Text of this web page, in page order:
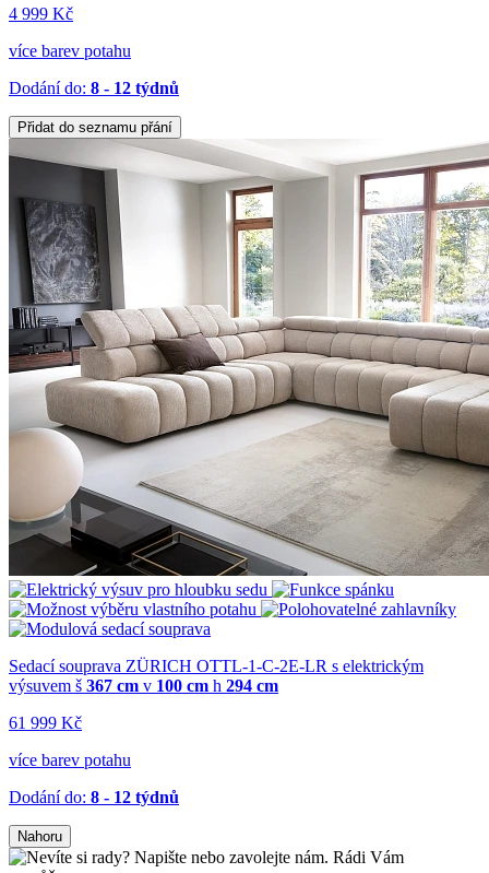
4 999 Kč
více barev potahu
Dodání do: 8 - 12 týdnů
Přidat do seznamu přání
Sedací souprava ZÜRICH OTTL-1-C-2E-LR s elektrickým
výsuvem š 367 cm v 100 cm h 294 cm
61 999 Kč
více barev potahu
Dodání do: 8 - 12 týdnů
Nahoru